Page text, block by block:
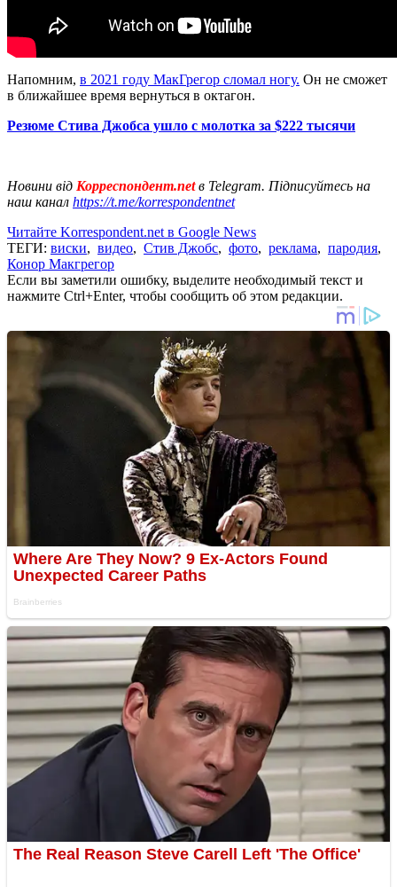
Напомним, в 2021 году МакГрегор сломал ногу. Он не сможет
в ближайшее время вернуться в октагон.
Резюме Стива Джобса ушло с молотка за $222 тысячи
Новини від Корреспондент.netв Telegram. Підписуйтесь на
наш канал https://t.me/korrespondentnet
Читайте Korrespondent.net в Google News
ТЕГИ: виски, видео, Стив Джобс, фото, реклама, пародия,
Конор Макгрегор
Если вы заметили ошибку, выделите необходимый текст и
нажмите Ctrl+Enter, чтобы сообщить об этом редакции.